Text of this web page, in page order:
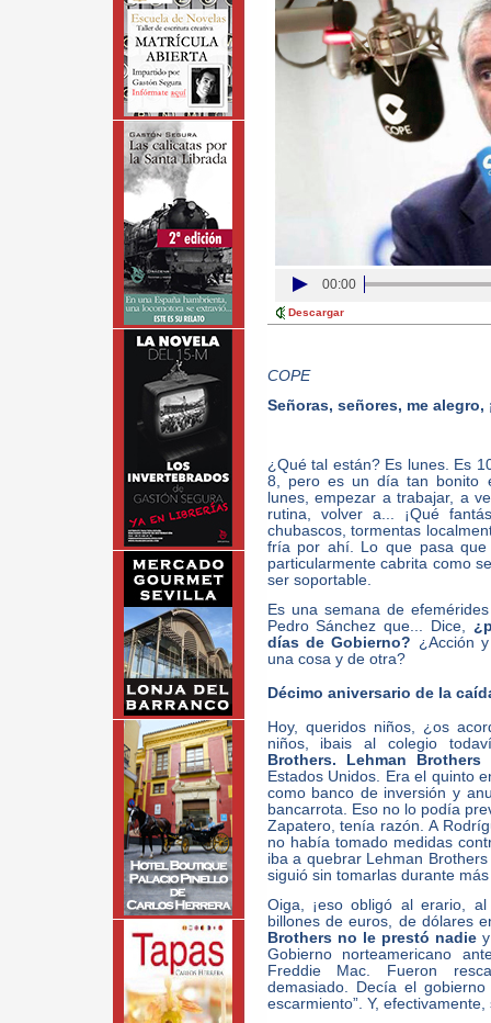
00:00
Descargar
COPE
Señoras, señores, me alegro,
¿Qué tal están? Es lunes. Es
8, pero es un día tan bonito
lunes, empezar a trabajar, a
rutina, volver a... ¡Qué
chubascos, tormentas
fría por ahí. Lo que pasa
particularmente cabrita como
ser soportable.
Es una semana de
Pedro Sánchez que... Dice,
días de Gobierno? ¿Acción
una cosa y de otra?
Décimo aniversario de la
Hoy, queridos niños, ¿os
niños, ibais al colegio
Brothers. Lehman Brothers
Estados Unidos. Era el quinto
como banco de inversión y
bancarrota. Eso no lo podía
Zapatero, tenía razón. A
no había tomado medidas
iba a quebrar Lehman
siguió sin tomarlas durante
Oiga, ¡eso obligó al erario,
billones de euros, de dólares
Brothers no le prestó nadie
Gobierno norteamericano
Freddie Mac. Fueron
demasiado. Decía el
escarmiento”. Y,